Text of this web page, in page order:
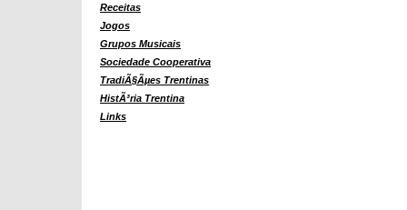
Receitas
Jogos
Grupos Musicais
Sociedade Cooperativa
TradiÃ§Ãµes Trentinas
HistÃ³ria Trentina
Links